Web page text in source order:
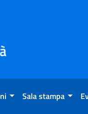
Sala stampa